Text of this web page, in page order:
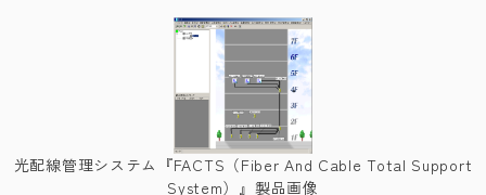
光配線管理システム『FACTS（Fiber And Cable Total Support
System）』製品画像